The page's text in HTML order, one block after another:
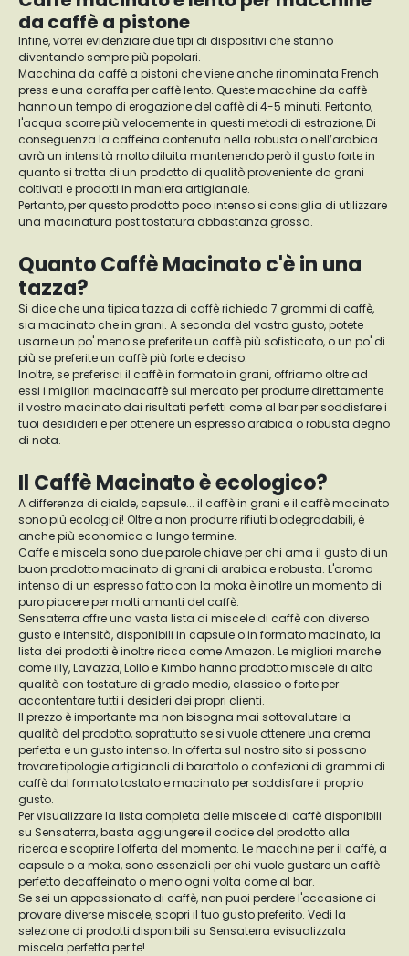
da caffè a pistone
Infine, vorrei evidenziare due tipi di dispositivi che stanno
diventando sempre più popolari.
Macchina da caffè a pistoni che viene anche rinominata French
press e una caraffa per caffè lento. Queste macchine da caffè
hanno un tempo di erogazione del caffè di 4-5 minuti. Pertanto,
l'acqua scorre più velocemente in questi metodi di estrazione, Di
conseguenza la caffeina contenuta nella robusta o nell’arabica
avrà un intensità molto diluita mantenendo però il gusto forte in
quanto si tratta di un prodotto di qualitò proveniente da grani
coltivati e prodotti in maniera artigianale.
Pertanto, per questo prodotto poco intenso si consiglia di utilizzare
una macinatura post tostatura abbastanza grossa.
Quanto Caffè Macinato c'è in una
tazza?
Si dice che una tipica tazza di caffè richieda 7 grammi di caffè,
sia macinato che in grani. A seconda del vostro gusto, potete
usarne un po' meno se preferite un caffè più sofisticato, o un po' di
più se preferite un caffè più forte e deciso.
Inoltre, se preferisci il caffè in formato in grani, offriamo oltre ad
essi i migliori macinacaffè sul mercato per produrre direttamente
il vostro macinato dai risultati perfetti come al bar per soddisfare i
tuoi desidideri e per ottenere un espresso arabica o robusta degno
di nota.
Il Caffè Macinato è ecologico?
A differenza di cialde, capsule... il caffè in grani e il caffè macinato
sono più ecologici! Oltre a non produrre rifiuti biodegradabili, è
anche più economico a lungo termine.
Caffe e miscela sono due parole chiave per chi ama il gusto di un
buon prodotto macinato di grani di arabica e robusta. L'aroma
intenso di un espresso fatto con la moka è inotlre un momento di
puro piacere per molti amanti del caffè.
Sensaterra offre una vasta lista di miscele di caffè con diverso
gusto e intensità, disponibili in capsule o in formato macinato, la
lista dei prodotti è inoltre ricca come Amazon. Le migliori marche
come illy, Lavazza, Lollo e Kimbo hanno prodotto miscele di alta
qualità con tostature di grado medio, classico o forte per
accontentare tutti i desideri dei propri clienti.
Il prezzo è importante ma non bisogna mai sottovalutare la
qualità del prodotto, soprattutto se si vuole ottenere una crema
perfetta e un gusto intenso. In offerta sul nostro sito si possono
trovare tipologie artigianali di barattolo o confezioni di grammi di
caffè dal formato tostato e macinato per soddisfare il proprio
gusto.
Per visualizzare la lista completa delle miscele di caffè disponibili
su Sensaterra, basta aggiungere il codice del prodotto alla
ricerca e scoprire l'offerta del momento. Le macchine per il caffè, a
capsule o a moka, sono essenziali per chi vuole gustare un caffè
perfetto decaffeinato o meno ogni volta come al bar.
Se sei un appassionato di caffè, non puoi perdere l'occasione di
provare diverse miscele, scopri il tuo gusto preferito. Vedi la
selezione di prodotti disponibili su Sensaterra evisualizzala
miscela perfetta per te!